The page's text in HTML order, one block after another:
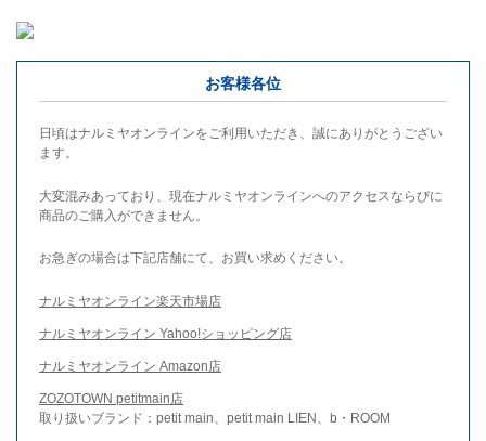
お客様各位
日頃はナルミヤオンラインをご利用いただき、誠にありがとうござい
ます。
大変混みあっており、現在ナルミヤオンラインへのアクセスならびに
商品のご購入ができません。
お急ぎの場合は下記店舗にて、お買い求めください。
ナルミヤオンライン楽天市場店
ナルミヤオンライン Yahoo!ショッピング店
ナルミヤオンライン Amazon店
ZOZOTOWN petitmain店
取り扱いブランド：petit main、petit main LIEN、b・ROOM